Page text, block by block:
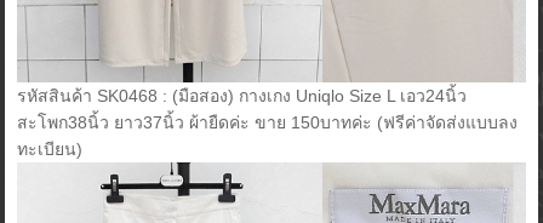
รหัสสินค้า SK0468 : (มือสอง) กางเกง Uniqlo Size L เอว24นิ้ว
สะโพก38นิ้ว ยาว37นิ้ว ผ้ายืดค่ะ ขาย 150บาทค่ะ (ฟรีค่าจัดส่งแบบลง
ทะเบียน)